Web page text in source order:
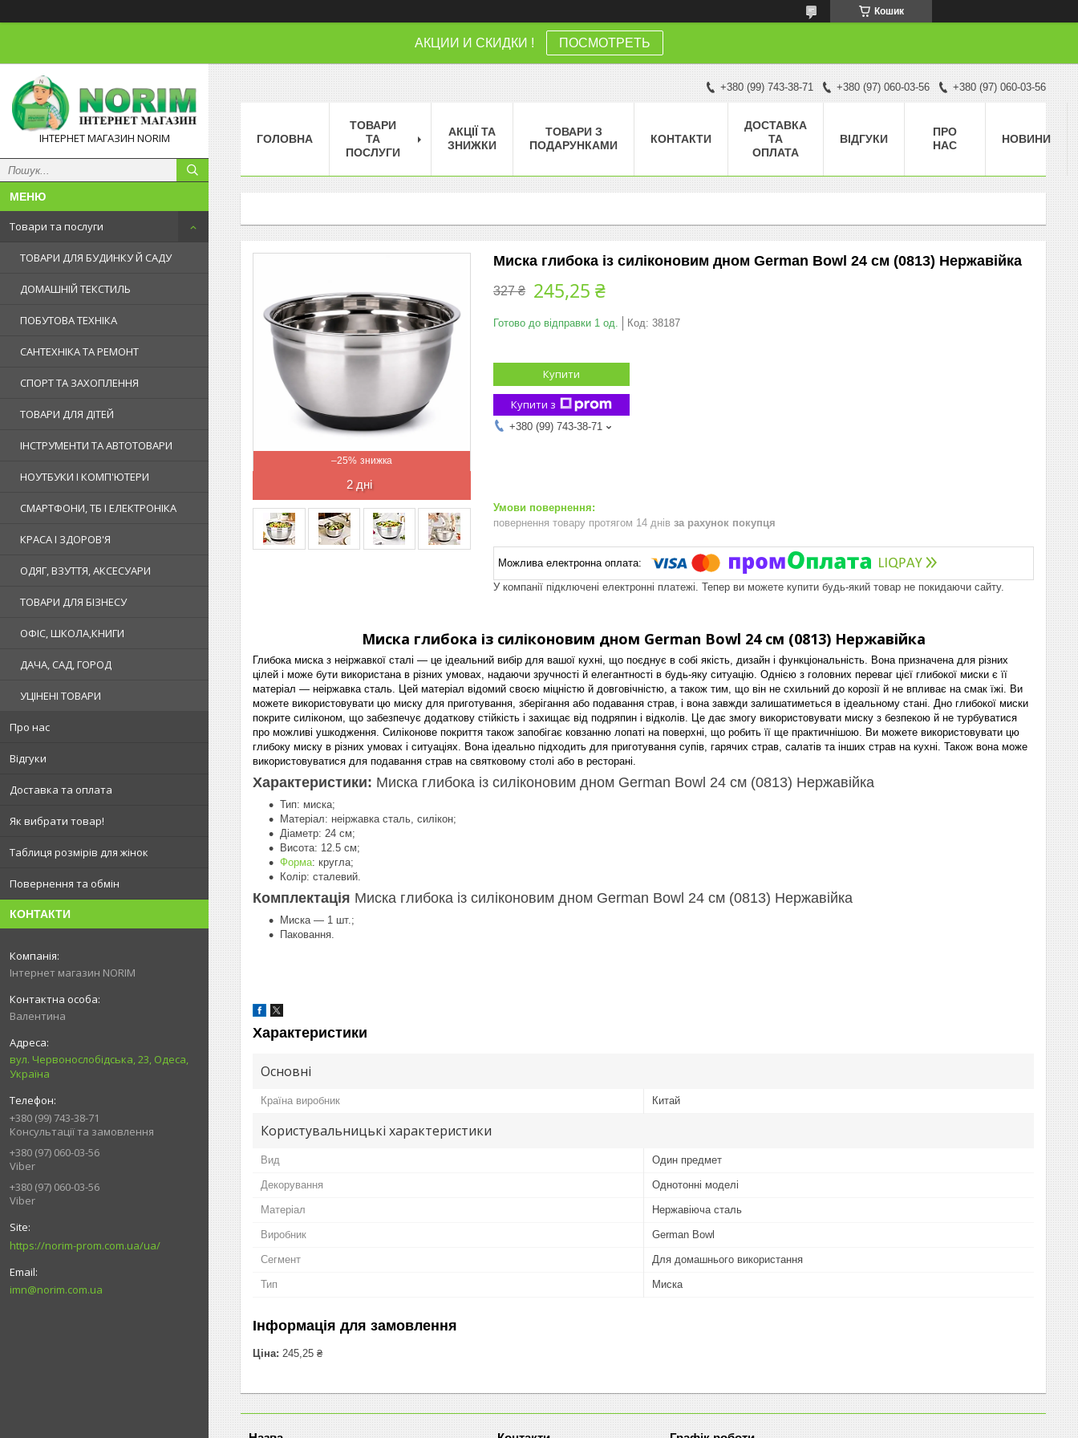
Кошик
АКЦИИ И СКИДКИ ! ПОСМОТРЕТЬ
ІНТЕРНЕТ МАГАЗИН NORIM
Товари та послуги
ТОВАРИ ДЛЯ БУДИНКУ Й САДУ
ДОМАШНІЙ ТЕКСТИЛЬ
ПОБУТОВА ТЕХНІКА
САНТЕХНІКА ТА РЕМОНТ
СПОРТ ТА ЗАХОПЛЕННЯ
ТОВАРИ ДЛЯ ДІТЕЙ
ІНСТРУМЕНТИ ТА АВТОТОВАРИ
НОУТБУКИ І КОМП'ЮТЕРИ
СМАРТФОНИ, ТБ І ЕЛЕКТРОНІКА
КРАСА І ЗДОРОВ'Я
ОДЯГ, ВЗУТТЯ, АКСЕСУАРИ
ТОВАРИ ДЛЯ БІЗНЕСУ
ОФІС, ШКОЛА,КНИГИ
ДАЧА, САД, ГОРОД
УЦІНЕНІ ТОВАРИ
Про нас
Відгуки
Доставка та оплата
Як вибрати товар!
Таблиця розмірів для жінок
Повернення та обмін
КОНТАКТИ
Інтернет магазин NORIM
Валентина
вул. Червонослобідська, 23, Одеса,
Україна
+380 (99) 743-38-71
Консультації та замовлення
+380 (97) 060-03-56
Viber
+380 (97) 060-03-56
Viber
https://norim-prom.com.ua/ua/
imn@norim.com.ua
+380 (99) 743-38-71 +380 (97) 060-03-56 +380 (97) 060-03-56
ГОЛОВНА
ТОВАРИ
ТА
ПОСЛУГИ
АКЦІЇ ТА
ЗНИЖКИ
ТОВАРИ З
ПОДАРУНКАМИ
КОНТАКТИ
ДОСТАВКА
ТА
ОПЛАТА
ВІДГУКИ
ПРО
НАС
НОВИНИ
–25%
2 дні
Миска глибока із силіконовим дном German Bowl 24 см (0813) Нержавійка
327 ₴ 245,25 ₴
Готово до відправки 1 од. Код: 38187
Купити
Купити з
+380 (99) 743-38-71
повернення товару протягом 14 днів за рахунок покупця
У компанії підключені електронні платежі. Тепер ви можете купити будь-який товар не покидаючи сайту.
Миска глибока із силіконовим дном German Bowl 24 см (0813) Нержавійка
Глибока миска з неіржавкої сталі — це ідеальний вибір для вашої кухні, що поєднує в собі якість, дизайн і функціональність. Вона призначена для різних
цілей і може бути використана в різних умовах, надаючи зручності й елегантності в будь-яку ситуацію. Однією з головних переваг цієї глибокої миски є її
матеріал — неіржавка сталь. Цей матеріал відомий своєю міцністю й довговічністю, а також тим, що він не схильний до корозії й не впливає на смак їжі. Ви
можете використовувати цю миску для приготування, зберігання або подавання страв, і вона завжди залишатиметься в ідеальному стані. Дно глибокої миски
покрите силіконом, що забезпечує додаткову стійкість і захищає від подряпин і відколів. Це дає змогу використовувати миску з безпекою й не турбуватися
про можливі ушкодження. Силіконове покриття також запобігає ковзанню лопаті на поверхні, що робить її ще практичнішою. Ви можете використовувати цю
глибоку миску в різних умовах і ситуаціях. Вона ідеально підходить для приготування супів, гарячих страв, салатів та інших страв на кухні. Також вона може
використовуватися для подавання страв на святковому столі або в ресторані.
Характеристики: Миска глибока із силіконовим дном German Bowl 24 см (0813) Нержавійка
Тип: миска;
Матеріал: неіржавка сталь, силікон;
Діаметр: 24 см;
Висота: 12.5 см;
Форма: кругла;
Колір: сталевий.
Комплектація Миска глибока із силіконовим дном German Bowl 24 см (0813) Нержавійка
Миска — 1 шт.;
Паковання.
Характеристики
Основні
Країна виробник Китай
Користувальницькі характеристики
Вид Один предмет
Декорування Однотонні моделі
Матеріал Нержавіюча сталь
Виробник German Bowl
Сегмент Для домашнього використання
Тип Миска
Інформація для замовлення
Ціна: 245,25 ₴